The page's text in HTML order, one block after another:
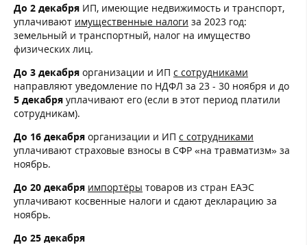
До 2 декабря ИП, имеющие недвижимость и транспорт,
уплачивают имущественные налоги за 2023 год:
земельный и транспортный, налог на имущество
физических лиц.
До 3 декабря организации и ИП с сотрудниками
направляют уведомление по НДФЛ за 23 - 30 ноября и до
5 декабря уплачивают его (если в этот период платили
сотрудникам).
До 16 декабря организации и ИП с сотрудниками
уплачивают страховые взносы в СФР «на травматизм» за
ноябрь.
До 20 декабря импортёры товаров из стран ЕАЭС
уплачивают косвенные налоги и сдают декларацию за
ноябрь.
До 25 декабря